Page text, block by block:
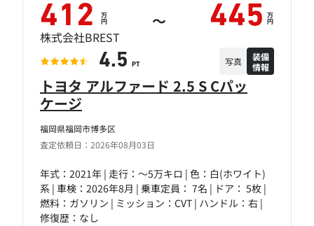
福岡県福岡市博多区
査定依頼日：2026年08月03日
トヨタ アルファード 2.5 S Cパッ
ケージ
年式：2021年 | 走行：～5万キロ | 色：白(ホワイト)
系 | 車検：2026年8月 | 乗車定員： 7名 | ドア： 5枚 |
燃料：ガソリン | ミッション：CVT | ハンドル：右 |
修復歴：なし
412 万
円 ～ 445 万
円
株式会社BREST
4.5 PT 写真
装備
情報